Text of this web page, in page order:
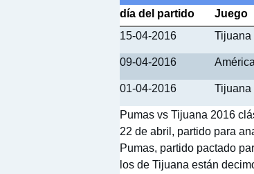
día del partido
Juego
15-04-2016
Tijuana
09-04-2016
01-04-2016 Tijuana
Pumas vs Tijuana 2016
22 de abril, partido para
Pumas, partido pactado
los de Tijuana están